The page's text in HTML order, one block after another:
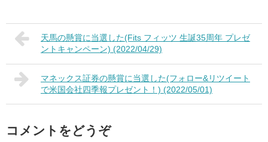
天馬の懸賞に当選した(Fits フィッツ 生誕35周年 プレゼ
ントキャンペーン) (2022/04/29)
マネックス証券の懸賞に当選した(フォロー&リツイート
で米国会社四季報プレゼント！) (2022/05/01)
コメントをどうぞ